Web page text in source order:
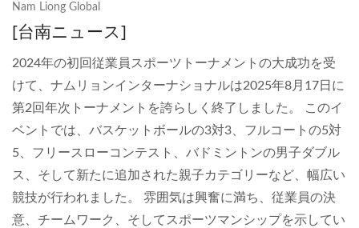
Nam Liong Global
[台南ニュース]
2024年の初回従業員スポーツトーナメントの大成功を受
けて、ナムリョンインターナショナルは2025年8月17日に
第2回年次トーナメントを誇らしく終了しました。 このイ
ベントでは、バスケットボールの3対3、フルコートの5対
5、フリースローコンテスト、バドミントンの男子ダブル
ス、そして新たに追加された親子カテゴリーなど、幅広い
競技が行われました。 雰囲気は興奮に満ち、従業員の決
意、チームワーク、そしてスポーツマンシップを示してい